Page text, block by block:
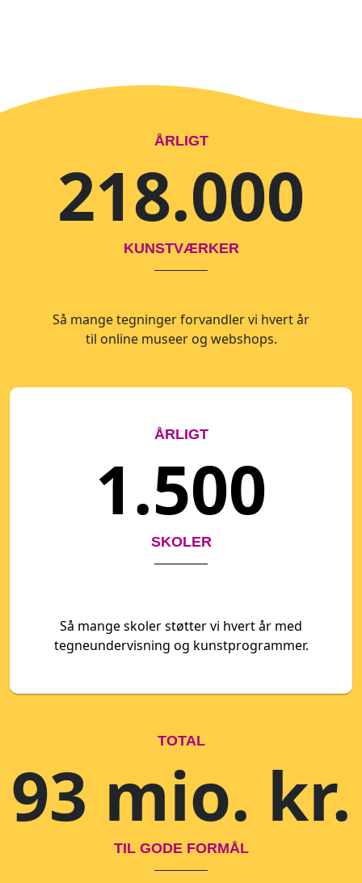
ÅRLIGT
218.000
KUNSTVÆRKER
Så mange tegninger forvandler vi hvert år
til online museer og webshops.
ÅRLIGT
1.500
SKOLER
Så mange skoler støtter vi hvert år med
tegneundervisning og kunstprogrammer.
TOTAL
93 mio. kr.
TIL GODE FORMÅL